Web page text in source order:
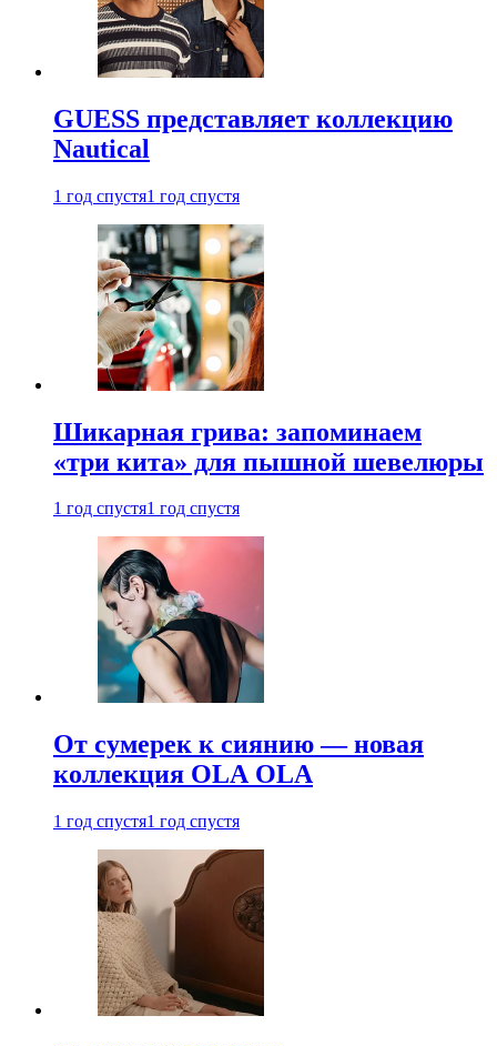
GUESS представляет коллекцию
Nautical
1 год спустя1 год спустя
Шикарная грива: запоминаем
«три кита» для пышной шевелюры
1 год спустя1 год спустя
От сумерек к сиянию — новая
коллекция OLA OLA
1 год спустя1 год спустя